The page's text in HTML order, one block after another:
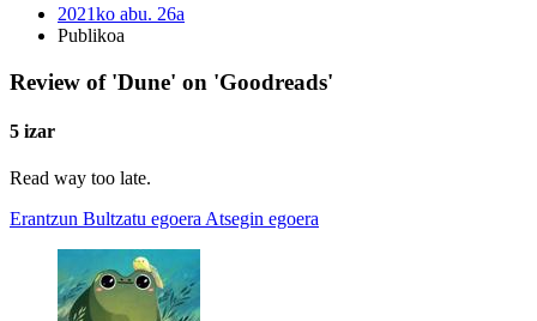
2021ko abu. 26a
Publikoa
Review of 'Dune' on 'Goodreads'
5 izar
Read way too late.
Erantzun Bultzatu egoera Atsegin egoera